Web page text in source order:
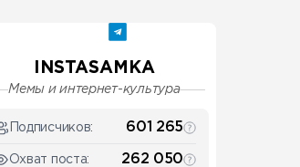
INSTASAMKA
Мемы и интернет-культура
Подписчиков: 601 265
Охват поста: 262 050